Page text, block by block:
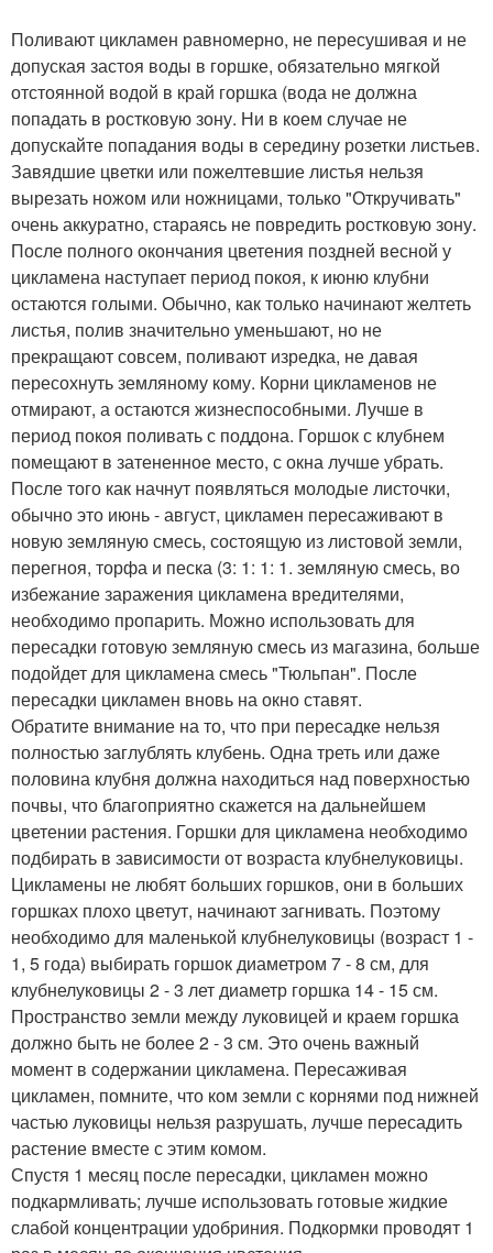
Поливают цикламен равномерно, не пересушивая и не
допуская застоя воды в горшке, обязательно мягкой
отстоянной водой в край горшка (вода не должна
попадать в ростковую зону. Ни в коем случае не
допускайте попадания воды в середину розетки листьев.
Завядшие цветки или пожелтевшие листья нельзя
вырезать ножом или ножницами, только "Откручивать"
очень аккуратно, стараясь не повредить ростковую зону.
После полного окончания цветения поздней весной у
цикламена наступает период покоя, к июню клубни
остаются голыми. Обычно, как только начинают желтеть
листья, полив значительно уменьшают, но не
прекращают совсем, поливают изредка, не давая
пересохнуть земляному кому. Корни цикламенов не
отмирают, а остаются жизнеспособными. Лучше в
период покоя поливать с поддона. Горшок с клубнем
помещают в затененное место, с окна лучше убрать.
После того как начнут появляться молодые листочки,
обычно это июнь - август, цикламен пересаживают в
новую земляную смесь, состоящую из листовой земли,
перегноя, торфа и песка (3: 1: 1: 1. земляную смесь, во
избежание заражения цикламена вредителями,
необходимо пропарить. Можно использовать для
пересадки готовую земляную смесь из магазина, больше
подойдет для цикламена смесь "Тюльпан". После
пересадки цикламен вновь на окно ставят.
Обратите внимание на то, что при пересадке нельзя
полностью заглублять клубень. Одна треть или даже
половина клубня должна находиться над поверхностью
почвы, что благоприятно скажется на дальнейшем
цветении растения. Горшки для цикламена необходимо
подбирать в зависимости от возраста клубнелуковицы.
Цикламены не любят больших горшков, они в больших
горшках плохо цветут, начинают загнивать. Поэтому
необходимо для маленькой клубнелуковицы (возраст 1 -
1, 5 года) выбирать горшок диаметром 7 - 8 см, для
клубнелуковицы 2 - 3 лет диаметр горшка 14 - 15 см.
Пространство земли между луковицей и краем горшка
должно быть не более 2 - 3 см. Это очень важный
момент в содержании цикламена. Пересаживая
цикламен, помните, что ком земли с корнями под нижней
частью луковицы нельзя разрушать, лучше пересадить
растение вместе с этим комом.
Спустя 1 месяц после пересадки, цикламен можно
подкармливать; лучше использовать готовые жидкие
слабой концентрации удобриния. Подкормки проводят 1